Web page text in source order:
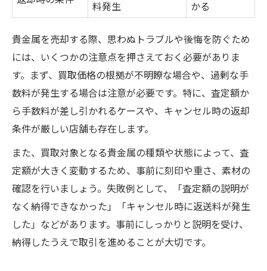
料発生
かる
貴金属を売却する際、思わぬトラブルや後悔を防ぐため
には、いくつかの注意点を押さえておく必要がありま
す。まず、買取価格の根拠が不明瞭な場合や、過剰な手
数料が発生する場合は注意が必要です。特に、査定額か
ら手数料が差し引かれるケースや、キャンセル時の返却
条件が厳しい店舗も存在します。
また、買取対象となる貴金属の種類や状態によって、査
定額が大きく変動するため、事前に刻印や重さ、素材の
確認を行いましょう。失敗例として、「査定額の説明が
なく納得できなかった」「キャンセル時に返送料が発生
した」などがあります。事前にしっかりと説明を受け、
納得したうえで取引を進めることが大切です。